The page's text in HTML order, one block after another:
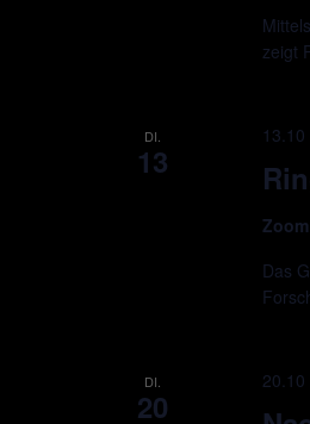
zeigt
DI.
13
Zoom
Das
DI.
20